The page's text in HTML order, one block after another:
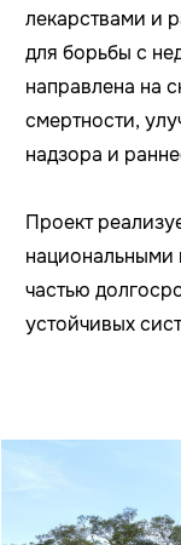
лекарствами и
для борьбы с
направлена на
смертности,
надзора и
Проект
национальными
частью
устойчивых